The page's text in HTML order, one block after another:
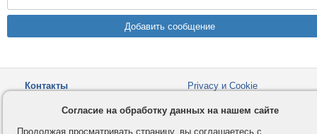
Контакты
Privacy и Cookie
Согласие на обработку данных на нашем сайте
Продолжая просматривать страницу, вы соглашаетесь с